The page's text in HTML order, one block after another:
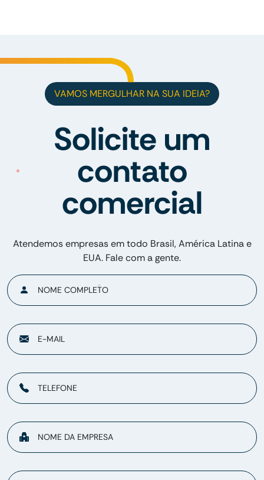
VAMOS MERGULHAR NA SUA IDEIA?
Solicite um
contato
comercial
Atendemos empresas em todo Brasil, América Latina e
EUA. Fale com a gente.
NOME COMPLETO
E-MAIL
TELEFONE
NOME DA EMPRESA